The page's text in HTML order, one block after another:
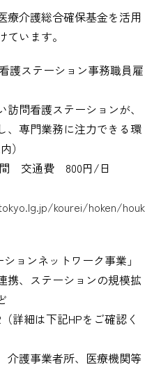
療介護総合確保基金を活用
います。
護ステーション事務職員雇
問看護ステーションが、
、専門業務に注力できる環
）
間 交通費 800円/日
kourei/hoken/houk
ョンネットワーク事業」
携、ステーションの規模拡
詳細は下記HPをご確認く
護事業者所、医療機関等